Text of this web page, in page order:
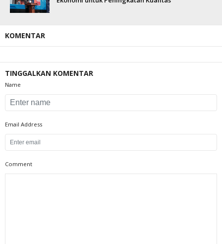
KOMENTAR
TINGGALKAN KOMENTAR
Name
Email Address
Comment